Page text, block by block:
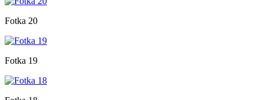
Fotka 20
Fotka 19